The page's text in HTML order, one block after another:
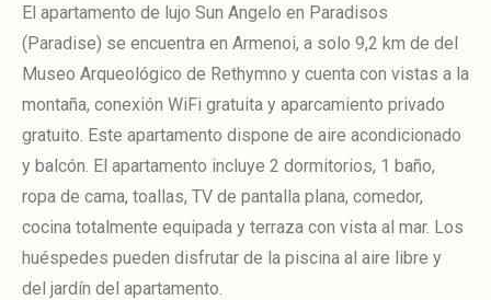
El apartamento de lujo Sun Angelo en Paradisos
(Paradise) se encuentra en Armenoi, a solo 9,2 km de del
Museo Arqueológico de Rethymno y cuenta con vistas a la
montaña, conexión WiFi gratuita y aparcamiento privado
gratuito. Este apartamento dispone de aire acondicionado
y balcón. El apartamento incluye 2 dormitorios, 1 baño,
ropa de cama, toallas, TV de pantalla plana, comedor,
cocina totalmente equipada y terraza con vista al mar. Los
huéspedes pueden disfrutar de la piscina al aire libre y
del jardín del apartamento.